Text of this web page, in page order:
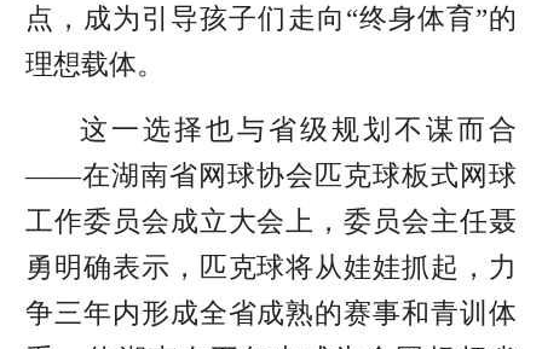
点，成为引导孩子们走向“终身体育”的
理想载体。
这一选择也与省级规划不谋而合
——在湖南省网球协会匹克球板式网球
工作委员会成立大会上，委员会主任聂
勇明确表示，匹克球将从娃娃抓起，力
争三年内形成全省成熟的赛事和青训体